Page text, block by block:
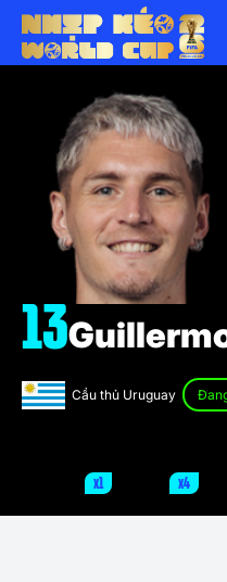
Cầu thủ Uruguay
13
x1 x4